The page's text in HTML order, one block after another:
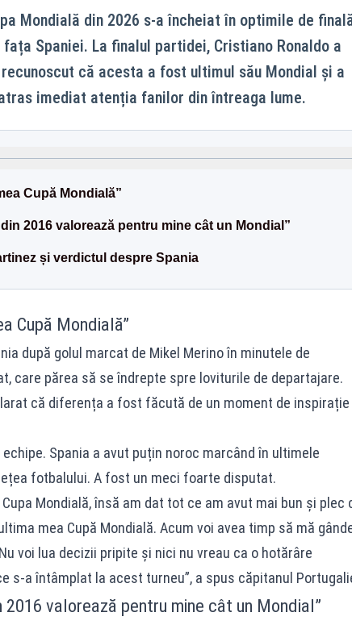
Mondială din 2026 s-a încheiat în optimile de
Spaniei. La finalul partidei, Cristiano Ronaldo a
că acesta a fost ultimul său Mondial și a
imediat atenția fanilor din întreaga lume.
Cupă Mondială”
2016 valorează pentru mine cât un Mondial”
și verdictul despre Spania
Cupă Mondială”
după golul marcat de Mikel Merino în minutele de
care părea să se îndrepte spre loviturile de departajare.
că diferența a fost făcută de un moment de
Spania a avut puțin noroc marcând în ultimele
fotbalului. A fost un meci foarte disputat.
Mondială, însă am dat tot ce am avut mai bun și plec
mea Cupă Mondială. Acum voi avea timp să mă
voi lua decizii pripite și nici nu vreau ca o hotărâre
s-a întâmplat la acest turneu”, a spus căpitanul
2016 valorează pentru mine cât un Mondial”